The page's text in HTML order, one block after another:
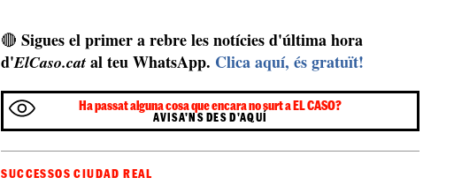
🔴Sigues el primer a rebre les notícies d'última hora
d'ElCaso.cat al teu WhatsApp. Clica aquí, és gratuït!
Ha passat alguna cosa que encara no surt a EL CASO?
AVISA'NS DES D'AQUÍ
SUCCESSOS CIUDAD REAL